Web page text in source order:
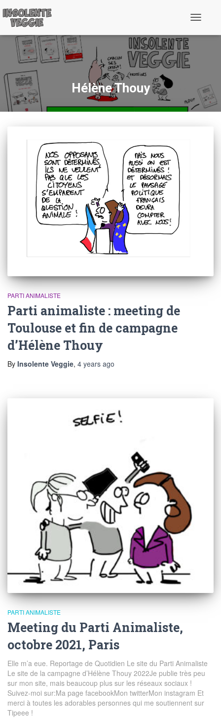
Hélène Thouy
PARTI ANIMALISTE
Parti animaliste : meeting de
Toulouse et fin de campagne
d’Hélène Thouy
By Insolente Veggie, 4 years ago
PARTI ANIMALISTE
Meeting du Parti Animaliste,
octobre 2021, Paris
Elle m’a eue. Reportage de Quotidien Le site du Parti Animaliste
Le site de la campagne d’Hélène Thouy 2022Je publie très peu
sur mon site, mais beaucoup plus sur les réseaux sociaux !
Suivez-moi sur:Ma page facebookMon twitterMon instagram Et
merci à toutes les adorables personnes qui me soutiennent sur
Tipeee !